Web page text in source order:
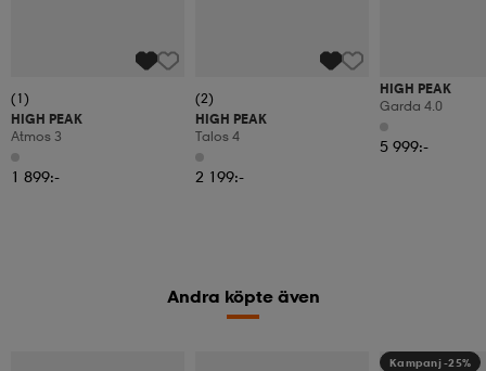
(1)
HIGH PEAK
Atmos 3
1 899:-
(2)
HIGH PEAK
Talos 4
2 199:-
HIGH PEAK
Garda 4.0
5 999:-
Andra köpte även
Kampanj -25%